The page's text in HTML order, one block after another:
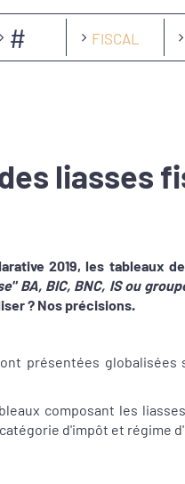
# FISCAL
liasses
2019, les tableaux
BA, BIC, BNC, IS ou
? Nos précisions.
présentées
composant les
d'impôt et régime